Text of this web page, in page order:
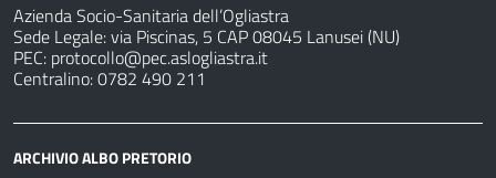
Azienda Socio-Sanitaria dell’Ogliastra
Sede Legale: via Piscinas, 5 CAP 08045 Lanusei (NU)
PEC: protocollo@pec.aslogliastra.it
Centralino: 0782 490 211
ARCHIVIO ALBO PRETORIO